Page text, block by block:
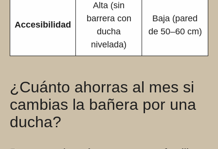
Accesibilidad
Alta (sin
barrera con
ducha
nivelada)
Baja (pared
de 50–60 cm)
¿Cuánto ahorras al mes si
cambias la bañera por una
ducha?